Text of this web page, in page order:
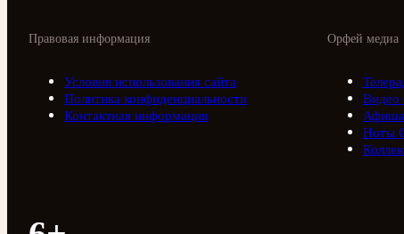
Орфей медиа
Ноты
Правовая информация
Условия использования сайта
Политика конфиденциальности
Контактная информация